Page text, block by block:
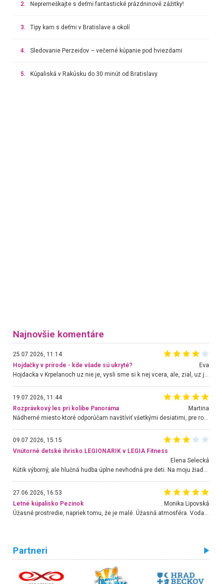
2. Nepremeškajte s deťmi fantastické prázdninové zážitky!
3. Tipy kam s deťmi v Bratislave a okolí
4. Sledovanie Perzeidov – večerné kúpanie pod hviezdami
5. Kúpaliská v Rakúsku do 30 minút od Bratislavy
Najnovšie komentáre
25.07.2026, 11:14
Hojdačky v prírode - kde všade sú ukryté?
Eva
Hojdacka v Krpelanoch uz nie je, vysli sme si k nej vcera, ale, zial, uz je znicena. Ak sem planujete cestu len kvoli hojdacke, mozete si ju usetrit. Krasny vyhlad je tu vsak aj bez hojdacky :-)
19.07.2026, 11:44
Rozprávkový les pri kolibe Panoráma
Martina
Nádherné miesto ktoré odporúčam navštíviť všetkými desiatimi, pre rodiny s deťmi, dôchodcom... Proste a jednoducho ozaj rozprávkový les.. určite ešte prídeme. Odniesli sme si na pamiatku krásne tričká,
09.07.2026, 15:15
Vnútorné detské ihrisko LEGIONARIK v LEGIA Fitness
Elena Selecká
Kútik výborný, ale hlučná hudba úplne nevhodná pre deti. Na moju žiadosť o aspoň sušenie nereagovali.
27.06.2026, 16:53
Letné kúpalisko Pezinok
. Monika Lipovská
Úžasné prostredie, napriek tomu, že je malé. Úžasná atmosféra. Voda fantastická a nádherná. Ľudí je pomerne veľa, ale su mili a ohľaduplní. Je veľmi zaujímavé sledovať, ako dokážu spolu športovať cudzí ľudia a bez ohľadu na vek. Vládne tu pohoda. Vnuka neviem dostať z vody. Ďakujem za krásny deň . Urcite sa sem vrátim. Jediný problém je s parkovaním, ale aj ten sa mi podarilo vyriešiť. Monika Bratislava
Partneri